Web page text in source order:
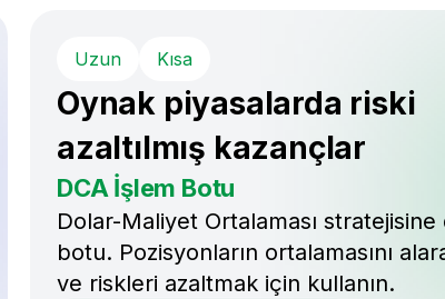
Uzun Kısa
Oynak piyasalarda riski
azaltılmış kazançlar
DCA İşlem Botu
Dolar-Maliyet Ortalaması
botu. Pozisyonların ortalamasını
ve riskleri azaltmak için kullanın.